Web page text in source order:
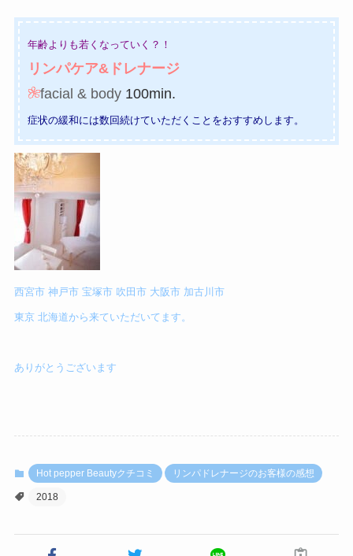
年齢よりも若くなっていく？！
リンパケア&ドレナージ
facial & body100min.
症状の緩和には数回続けていただくことをおすすめします。
西宮市 神戸市 宝塚市 吹田市 大阪市 加古川市
東京 北海道から来ていただいてます。
ありがとうございます
Hot pepper Beautyクチコミ リンパドレナージのお客様の感想
2018